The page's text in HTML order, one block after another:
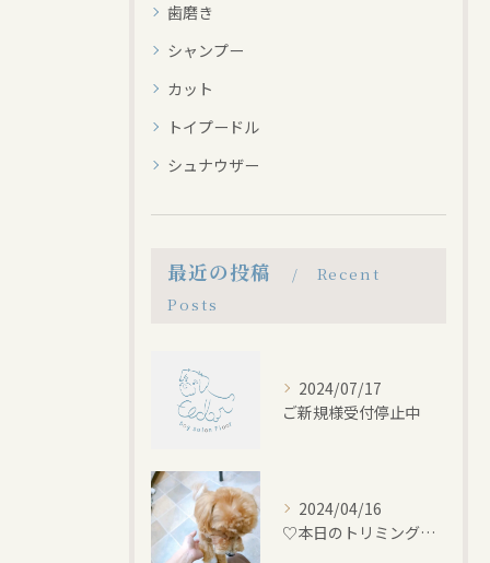
歯磨き
シャンプー
カット
トイプードル
シュナウザー
最近の投稿
Recent
Posts
2024/07/17
ご新規様受付停止中
2024/04/16
♡本日のトリミング♡⁠~岡崎トリミングサロン~